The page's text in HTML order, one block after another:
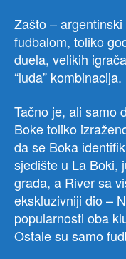
Zašto –
fudbalom, toliko
duela, velikih
“luda” kombinacija.
Tačno je, ali samo
Boke toliko
da se Boka
sjedište u La Boki,
grada, a River sa
ekskluzivniji dio –
popularnosti oba
Ostale su samo